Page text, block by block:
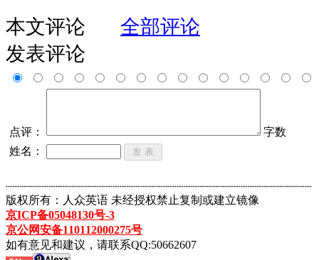
本文评论
全部评论
发表评论
点评：
字数
姓名：
┈┈┈┈┈┈┈┈┈┈┈┈┈┈┈┈┈┈┈┈┈┈┈┈┈┈┈┈┈┈┈┈┈┈┈┈┈┈┈┈┈┈┈
版权所有：人众英语 未经授权禁止复制或建立镜像
京ICP备05048130号-3
京公网安备110112000275号
如有意见和建议，请联系QQ:50662607